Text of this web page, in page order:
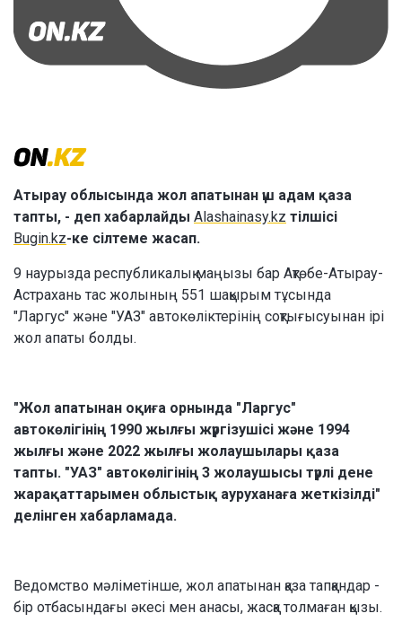
Атырау облысында жол апатынан үш адам қаза
тапты, - деп хабарлайды Alashainasy.kz тілшісі
Bugin.kz-ке сілтеме жасап.
9 наурызда республикалық маңызы бар Ақтөбе-Атырау-
Астрахань тас жолының 551 шақырым тұсында
"Ларгус" және "УАЗ" автокөліктерінің соқтығысуынан ірі
жол апаты болды.
"Жол апатынан оқиға орнында "Ларгус"
автокөлігінің 1990 жылғы жүргізушісі және 1994
жылғы және 2022 жылғы жолаушылары қаза
тапты. "УАЗ" автокөлігінің 3 жолаушысы түрлі дене
жарақаттарымен облыстық ауруханаға жеткізілді"
делінген хабарламада.
Ведомство мәліметінше, жол апатынан қаза тапқандар -
бір отбасындағы әкесі мен анасы, жасқа толмаған қызы.